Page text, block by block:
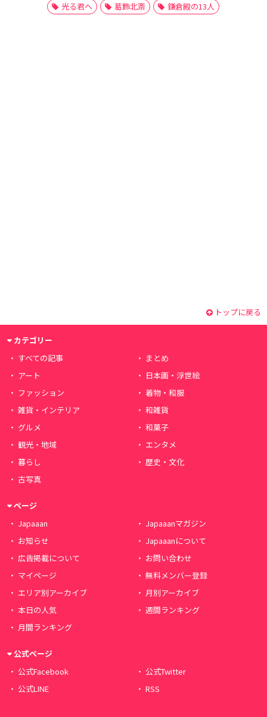
光る君へ
葛飾北斎 鎌倉殿の13人
トップに戻る
カテゴリー
すべての記事
まとめ
アート
日本画・浮世絵
ファッション
着物・和服
雑貨・インテリア
和雑貨
グルメ
和菓子
観光・地域
エンタメ
暮らし
歴史・文化
古写真
ページ
Japaaan
Japaaanマガジン
お知らせ
Japaaanについて
広告掲載について
お問い合わせ
マイページ
無料メンバー登録
エリア別アーカイブ
月別アーカイブ
本日の人気
週間ランキング
月間ランキング
公式ページ
公式Facebook
公式Twitter
公式LINE
RSS